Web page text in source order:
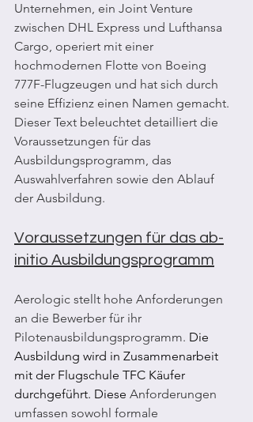
Unternehmen, ein Joint Venture
zwischen DHL Express und Lufthansa
Cargo, operiert mit einer
hochmodernen Flotte von Boeing
777F-Flugzeugen und hat sich durch
seine Effizienz einen Namen gemacht.
Dieser Text beleuchtet detailliert die
Voraussetzungen für das
Ausbildungsprogramm, das
Auswahlverfahren sowie den Ablauf
der Ausbildung.
Voraussetzungen für das ab-
initio Ausbildungsprogramm
Aerologic stellt hohe Anforderungen
an die Bewerber für ihr
Pilotenausbildungsprogramm. Die
Ausbildung wird in Zusammenarbeit
mit der Flugschule TFC Käufer
durchgeführt. Diese Anforderungen
umfassen sowohl formale